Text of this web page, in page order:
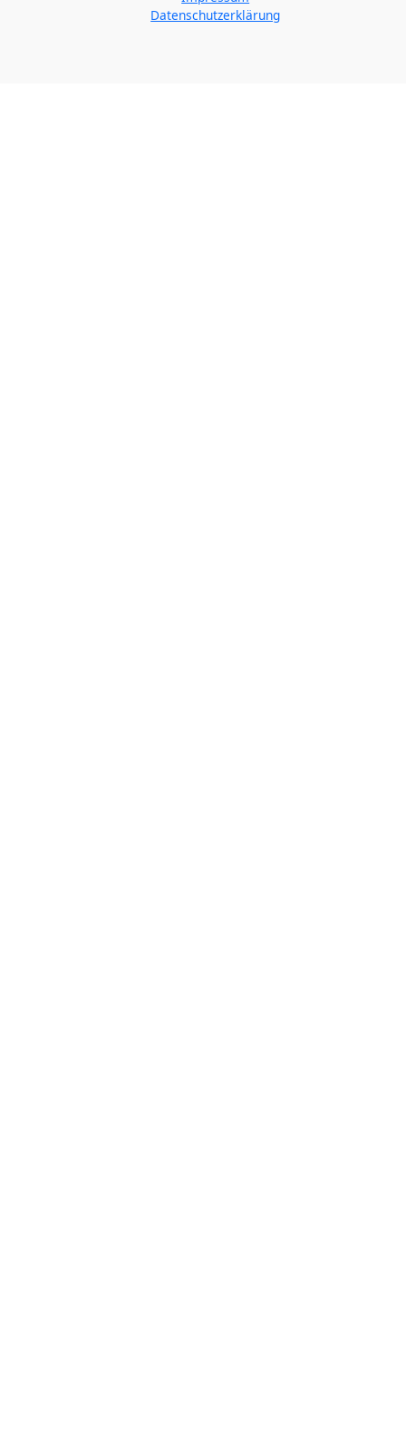
Datenschutzerklärung